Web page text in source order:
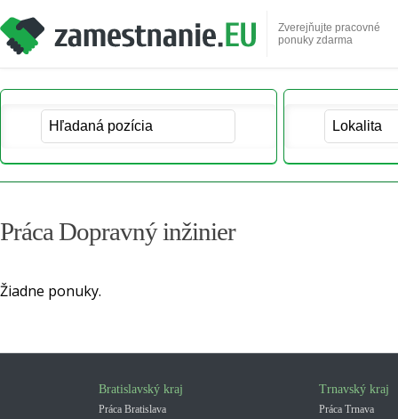
Zverejňujte pracovné
ponuky zdarma
Práca Dopravný inžinier
Žiadne ponuky.
Bratislavský kraj
Práca Bratislava
Trnavský kraj
Práca Trnava